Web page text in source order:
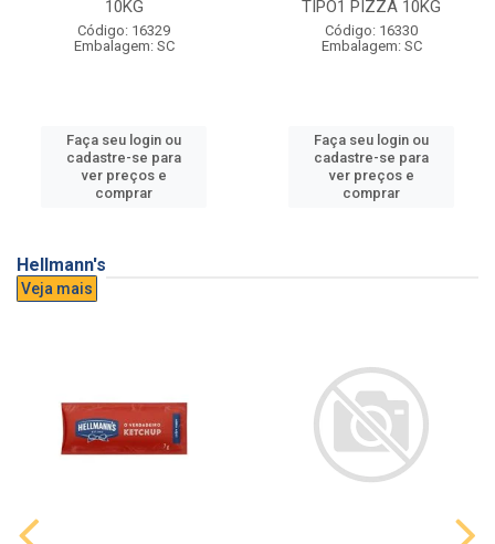
10KG
Código: 16329
Embalagem: SC
Faça seu login ou
cadastre-se para
ver preços e
comprar
TIPO1 PIZZA 10KG
Código: 16330
Embalagem: SC
Faça seu login ou
cadastre-se para
ver preços e
comprar
Hellmann's
Veja mais